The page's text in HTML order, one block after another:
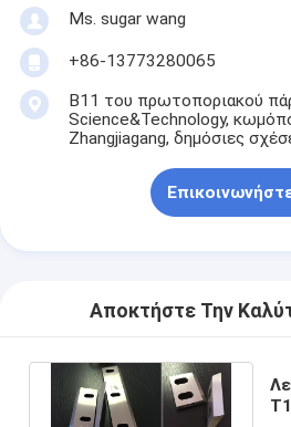
Ms. sugar wang
+86-13773280065
B11 του πρωτοποριακού
Science&Technology,
Zhangjiagang, δημόσιες
Αποκτήστε Την